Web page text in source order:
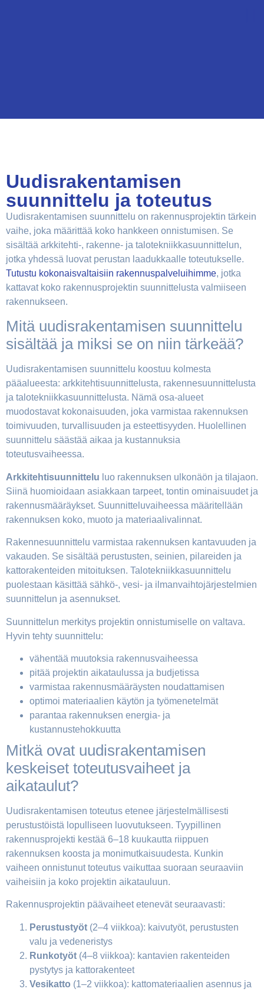
Uudisrakentamisen
suunnittelu ja toteutus
Uudisrakentamisen suunnittelu on rakennusprojektin tärkein
vaihe, joka määrittää koko hankkeen onnistumisen. Se
sisältää arkkitehti-, rakenne- ja talotekniikkasuunnittelun,
jotka yhdessä luovat perustan laadukkaalle toteutukselle.
Tutustu kokonaisvaltaisiin rakennuspalveluihimme, jotka
kattavat koko rakennusprojektin suunnittelusta valmiiseen
rakennukseen.
Mitä uudisrakentamisen suunnittelu
sisältää ja miksi se on niin tärkeää?
Uudisrakentamisen suunnittelu koostuu kolmesta
pääalueesta: arkkitehtisuunnittelusta, rakennesuunnittelusta
ja talotekniikkasuunnittelusta. Nämä osa-alueet
muodostavat kokonaisuuden, joka varmistaa rakennuksen
toimivuuden, turvallisuuden ja esteettisyyden. Huolellinen
suunnittelu säästää aikaa ja kustannuksia
toteutusvaiheessa.
Arkkitehtisuunnittelu luo rakennuksen ulkonäön ja tilajaon.
Siinä huomioidaan asiakkaan tarpeet, tontin ominaisuudet ja
rakennusmääräykset. Suunnitteluvaiheessa määritellään
rakennuksen koko, muoto ja materiaalivalinnat.
Rakennesuunnittelu varmistaa rakennuksen kantavuuden ja
vakauden. Se sisältää perustusten, seinien, pilareiden ja
kattorakenteiden mitoituksen. Talotekniikkasuunnittelu
puolestaan käsittää sähkö-, vesi- ja ilmanvaihtojärjestelmien
suunnittelun ja asennukset.
Suunnittelun merkitys projektin onnistumiselle on valtava.
Hyvin tehty suunnittelu:
vähentää muutoksia rakennusvaiheessa
pitää projektin aikataulussa ja budjetissa
varmistaa rakennusmääräysten noudattamisen
optimoi materiaalien käytön ja työmenetelmät
parantaa rakennuksen energia- ja
kustannustehokkuutta
Mitkä ovat uudisrakentamisen
keskeiset toteutusvaiheet ja
aikataulut?
Uudisrakentamisen toteutus etenee järjestelmällisesti
perustustöistä lopulliseen luovutukseen. Tyypillinen
rakennusprojekti kestää 6–18 kuukautta riippuen
rakennuksen koosta ja monimutkaisuudesta. Kunkin
vaiheen onnistunut toteutus vaikuttaa suoraan seuraaviin
vaiheisiin ja koko projektin aikatauluun.
Rakennusprojektin päävaiheet etenevät seuraavasti:
Perustustyöt (2–4 viikkoa): kaivutyöt, perustusten
valu ja vedeneristys
Runkotyöt (4–8 viikkoa): kantavien rakenteiden
pystytys ja kattorakenteet
Vesikatto (1–2 viikkoa): kattomateriaalien asennus ja